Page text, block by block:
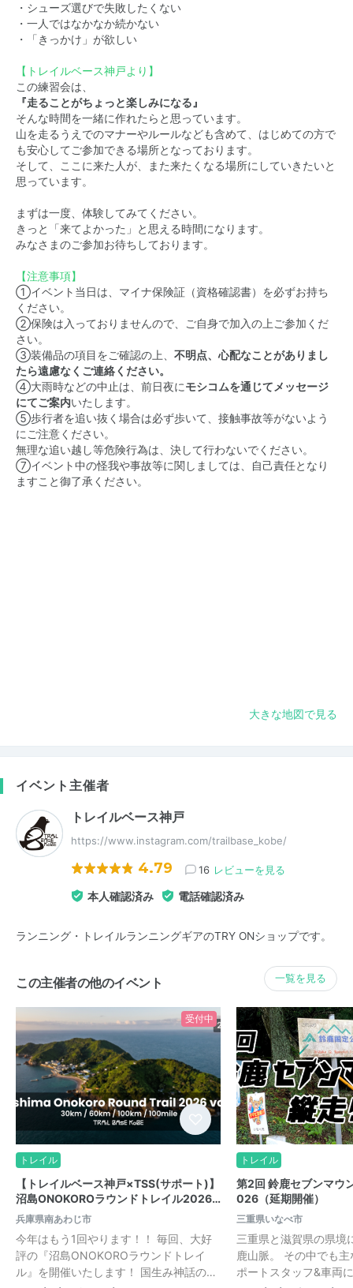
・シューズ選びで失敗したくない
・一人ではなかなか続かない
・「きっかけ」が欲しい
【トレイルベース神戸より】
この練習会は、
『走ることがちょっと楽しみになる』
そんな時間を一緒に作れたらと思っています。
山を走るうえでのマナーやルールなども含めて、はじめての方で
も安心してご参加できる場所となっております。
そして、ここに来た人が、また来たくなる場所にしていきたいと
思っています。
まずは一度、体験してみてください。
きっと「来てよかった」と思える時間になります。
みなさまのご参加お待ちしております。
【注意事項】
①イベント当日は、マイナ保険証（資格確認書）を必ずお持ち
ください。
②保険は入っておりませんので、ご自身で加入の上ご参加くだ
さい。
③装備品の項目をご確認の上、 不明点、心配なことがありまし
たら遠慮なくご連絡ください。
④大雨時などの中止は、前日夜にモシコムを通じてメッセージ
にてご案内いたします。
⑤歩行者を追い抜く場合は必ず歩いて、接触事故等がないよう
にご注意ください。
無理な追い越し等危険行為は、決して行わないでください。
⑦イベント中の怪我や事故等に関しましては、自己責任となり
ますこと御了承ください。
大きな地図で見る
イベント主催者
トレイルベース神戸
https://www.instagram.com/trailbase_kobe/
4.79 16 レビューを見る
本人確認済み 電話確認済み
ランニング・トレイルランニングギアのTRY ONショップです。
この主催者の他のイベント 一覧を見る
受付中
トレイル
【トレイルベース神戸×TSS(サポート)】
沼島ONOKOROラウンドトレイル2026…
兵庫県南あわじ市
今年はもう1回やります！！ 毎回、大好
評の『沼島ONOKOROラウンドトレイ
ル』を開催いたします！ 国生み神話の…
トレイル
第2回 鈴鹿セブンマウ
026（延期開催）
三重県いなべ市
三重県と滋賀県の県境
鹿山脈。 その中でも
ポートスタッフ&車両